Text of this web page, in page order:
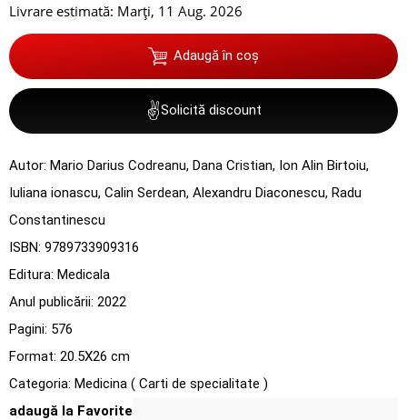
Livrare estimată: Marți, 11 Aug. 2026
Adaugă în coș
✌Solicită discount
Autor: Mario Darius Codreanu, Dana Cristian, Ion Alin Birtoiu,
Iuliana ionascu, Calin Serdean, Alexandru Diaconescu, Radu
Constantinescu
ISBN: 9789733909316
Editura: Medicala
Anul publicării: 2022
Pagini: 576
Format: 20.5X26 cm
Categoria: Medicina ( Carti de specialitate )
adaugă la Favorite